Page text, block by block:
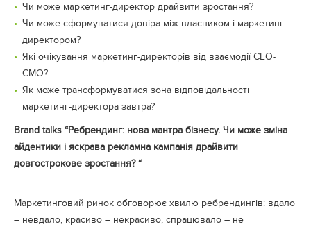
Чи може маркетинг-директор драйвити зростання?
Чи може сформуватися довіра між власником і маркетинг-
директором?
Які очікування маркетинг-директорів від взаємодії CEO-
CMO?
Як може трансформуватися зона відповідальності
маркетинг-директора завтра?
Brand talks “Ребрендинг: нова мантра бізнесу. Чи може зміна
айдентики і яскрава рекламна кампанія драйвити
довгострокове зростання? “
Маркетинговий ринок обговорює хвилю ребрендингів: вдало
– невдало, красиво – некрасиво, спрацювало – не